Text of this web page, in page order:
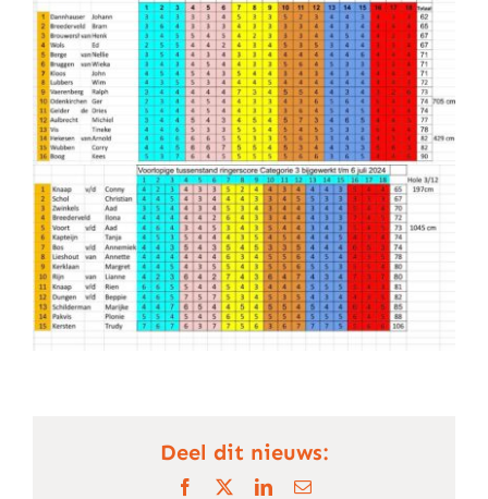
Deel dit nieuws:
Facebook LinkedIn
E-